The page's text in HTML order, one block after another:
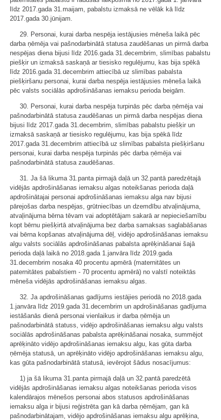
līdz 2017.gada 31.maijam, pabalstu izmaksā ne vēlāk kā līdz
2017.gada 30.jūnijam.
29. Personai, kurai darba nespēja iestājusies mēneša laikā pēc
darba ņēmēja vai pašnodarbinātā statusa zaudēšanas un pirmā darba
nespējas diena bijusi līdz 2016.gada 31.decembrim, slimības pabalstu
piešķir un izmaksā saskaņā ar tiesisko regulējumu, kas bija spēkā
līdz 2016.gada 31.decembrim attiecībā uz slimības pabalsta
piešķiršanu personai, kurai darba nespēja iestājusies mēneša laikā
pēc valsts sociālās apdrošināšanas iemaksu perioda beigām.
30. Personai, kurai darba nespēja turpinās pēc darba ņēmēja vai
pašnodarbinātā statusa zaudēšanas un pirmā darba nespējas diena
bijusi līdz 2017.gada 31.decembrim, slimības pabalstu piešķir un
izmaksā saskaņā ar tiesisko regulējumu, kas bija spēkā līdz
2017.gada 31.decembrim attiecībā uz slimības pabalsta piešķiršanu
personai, kurai darba nespēja turpinās pēc darba ņēmēja vai
pašnodarbinātā statusa zaudēšanas.
31. Ja šā likuma 31.panta pirmajā daļā un 32.pantā paredzētajā
vidējās apdrošināšanas iemaksu algas noteikšanas perioda daļā
apdrošinātajai personai apdrošināšanas iemaksu alga nav bijusi
pārejošas darba nespējas, grūtniecības un dzemdību atvaļinājuma,
atvaļinājuma bērna tēvam vai adoptētājam sakarā ar nepieciešamību
kopt bērnu piešķirtā atvaļinājuma bez darba samaksas saglabāšanas
vai bērna kopšanas atvaļinājuma dēļ, vidējo apdrošināšanas iemaksu
algu valsts sociālās apdrošināšanas pabalsta aprēķināšanai šajā
perioda daļā laikā no 2018.gada 1.janvāra līdz 2019.gada
31.decembrim nosaka 40 procentu apmērā (maternitātes un
paternitātes pabalstiem - 70 procentu apmērā) no valstī noteiktās
mēneša vidējās apdrošināšanas iemaksu algas.
32. Ja apdrošināšanas gadījums iestājies periodā no 2018.gada
1.janvāra līdz 2019.gada 31.decembrim un apdrošināšanas gadījuma
iestāšanās dienā personai vienlaikus ir darba ņēmēja un
pašnodarbinātā statuss, vidējo apdrošināšanas iemaksu algu valsts
sociālās apdrošināšanas pabalsta aprēķināšanai nosaka, summējot
aprēķināto vidējo apdrošināšanas iemaksu algu, kas gūta darba
ņēmēja statusā, un aprēķināto vidējo apdrošināšanas iemaksu algu,
kas gūta pašnodarbinātā statusā, ievērojot šādus nosacījumus:
1) ja šā likuma 31.panta pirmajā daļā un 32.pantā paredzētā
vidējās apdrošināšanas iemaksu algas noteikšanas perioda visos
kalendārajos mēnešos personai abos statusos apdrošināšanas
iemaksu alga ir bijusi reģistrēta gan kā darba ņēmējam, gan kā
pašnodarbinātajam, vidējo apdrošināšanas iemaksu algu aprēķina,